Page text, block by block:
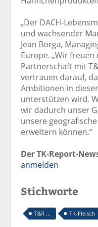
„Der DACH-
und wachsender
Jean Borga,
Europe. „Wir
Partnerschaft mit
vertrauen darauf,
Ambitionen in
unterstützen wird.
wir dadurch unser
unsere
erweitern können.“
Der TK-Report-
anmelden
Stichworte
T&R ... TK-Fleisch